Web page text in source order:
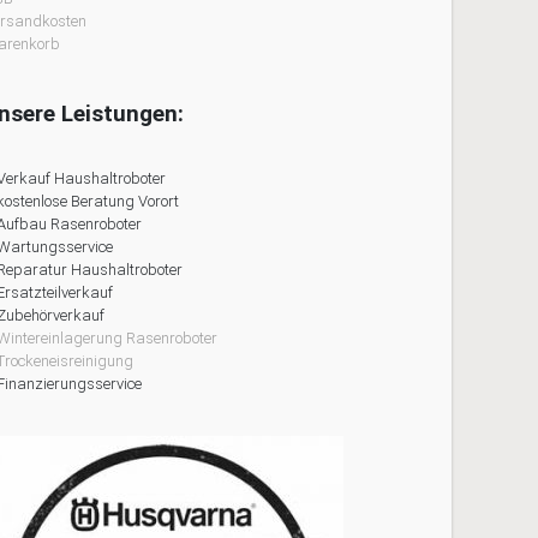
Leistungen:
Haushaltroboter
Beratung Vorort
Rasenroboter
Haushaltroboter
Rasenroboter